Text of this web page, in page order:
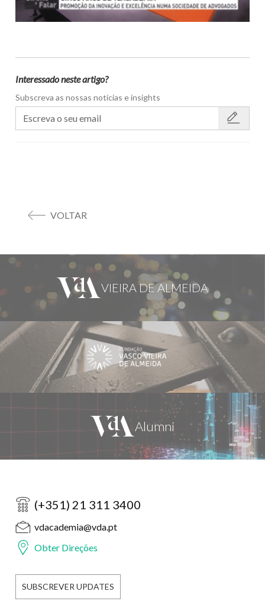
Interessado neste artigo?
Subscreva as nossas notícias e insights
VOLTAR
(+351) 21 311 3400
vdacademia@vda.pt
Obter Direções
SUBSCREVER UPDATES